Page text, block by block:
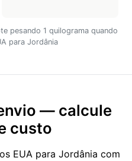
pesando 1 quilograma quando
para Jordânia
— calcule
custo
EUA para Jordânia com